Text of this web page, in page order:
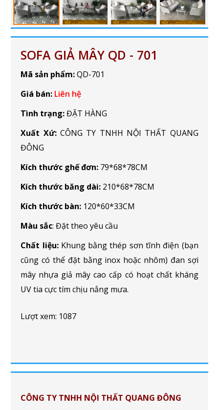
SOFA GIẢ MÂY QD - 701
Mã sản phẩm:QD-701
Giá bán: Liên hệ
Tình trạng:ĐẶT HÀNG
Xuất Xứ:CÔNG TY TNHH NỘI THẤT QUANG
ĐÔNG
Kích thước ghế đơn: 79*68*78CM
Kích thước băng dài: 210*68*78CM
Kích thước bàn: 120*60*33CM
Màu sắc: Đặt theo yêu cầu
Chất liệu:Khung bằng thép sơn tĩnh điện (bạn
cũng có thể đặt bằng inox hoặc nhôm) đan sợi
mây nhựa giả mây cao cấp có hoạt chất kháng
UV tia cực tím chịu nắng mưa.
Lượt xem: 1087
CÔNG TY TNHH NỘI THẤT QUANG ĐÔNG